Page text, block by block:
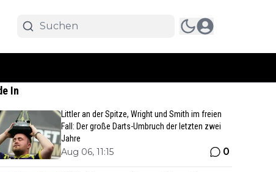
In
Littler an der Spitze, Wright und Smith im freien
Fall: Der große Darts-Umbruch der letzten zwei
Jahre
Aug 06, 11:15 0